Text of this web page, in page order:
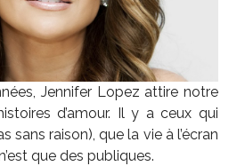
Jennifer Lopez attire notre
d’amour. Il y a ceux qui
sans raison), que la vie à l’écran
que des publiques.